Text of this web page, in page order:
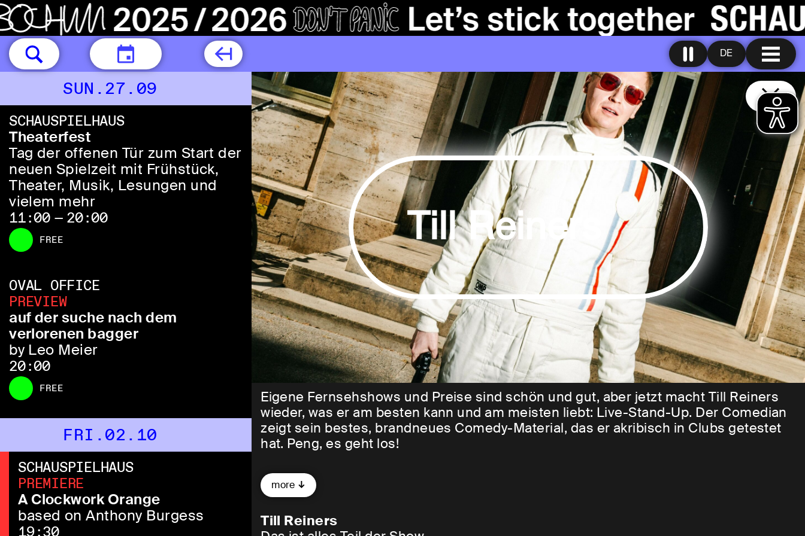
DE
TODAY
SUN.27.09
SCHAUSPIELHAUS
Theaterfest
Tag der offenen Tür zum Start der
neuen Spielzeit mit Frühstück,
Theater, Musik, Lesungen und
vielem mehr
11:00 — 20:00
FREE
OVAL OFFICE
PREVIEW
auf der suche nach dem
verlorenen bagger
by Leo Meier
20:00
FREE
FRI.02.10
SCHAUSPIELHAUS
PREMIERE
A Clockwork Orange
based on Anthony Burgess
19:30
Till Reiners
Eigene Fernsehshows und Preise sind schön und gut, aber jetzt macht Till Reiners
wieder, was er am besten kann und am meisten liebt: Live-Stand-Up. Der Comedian
zeigt sein bestes, brandneues Comedy-Material, das er akribisch in Clubs getestet
hat. Peng, es geht los!
Dieses Mal weiß man vorher nicht, was einen erwartet. Und währenddessen weiß
man es auch nicht. Sicher ist nur: Das ist alles Teil der Show. Wer seine letzten fünf
more
Till Reiners